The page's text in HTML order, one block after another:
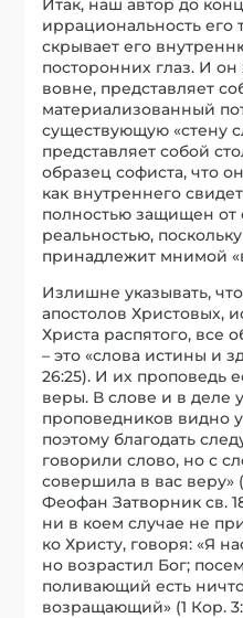
Итак, наш автор до
иррациональность его
скрывает его
посторонних глаз. И
вовне, представляет
материализованный
существующую «стену
представляет собой
образец софиста, что
как внутреннего
полностью защищен от
реальностью,
принадлежит мнимой
Излишне указывать,
апостолов Христовых,
Христа распятого, все
– это «слова истины и
26:25). И их проповедь
веры. В слове и в деле
проповедников видно
поэтому благодать
говорили слово, но с
совершила в вас веру»
Феофан Затворник св.
ни в коем случае не
ко Христу, говоря: «Я
но возрастил Бог;
поливающий есть
возращающий» (1 Кор.